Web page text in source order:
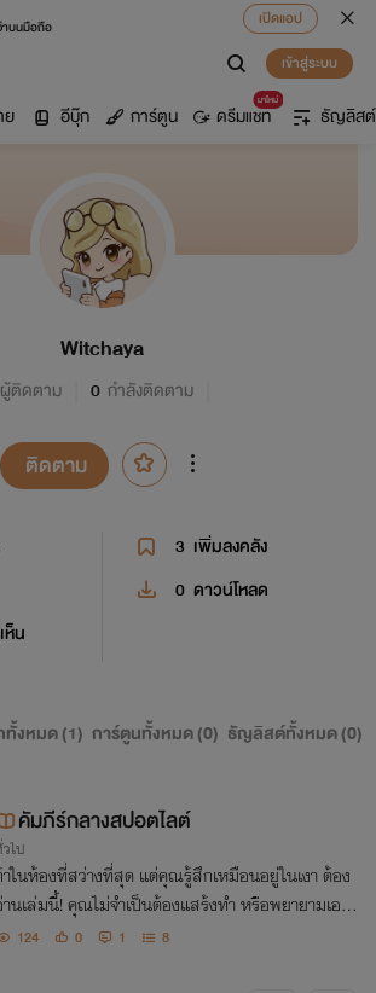
บนมือถือ
เปิดแอป
เข้าสู่ระบบ
อีบุ๊ก การ์ตูน
มาใหม่
ดรีมแชท ธัญลิสต์
Witchaya
ผู้ติดตาม 0 กำลังติดตาม
ติดตาม
3 เพิ่มลงคลัง
0 ดาวน์โหลด
น
งหมด (1) การ์ตูนทั้งหมด (0) ธัญลิสต์ทั้งหมด (0)
คัมภีร์กลางสปอตไลต์
ไป
ในห้องที่สว่างที่สุด แต่คุณรู้สึกเหมือนอยู่ในเงา ต้อง
นเล่มนี้! คุณไม่จำเป็นต้องแสร้งทำ หรือพยายามเอาช
ะใครเพื่อให้ได้รับการยอมรับ เพราะความมั่นใจที่มาจา
124 0 1 8